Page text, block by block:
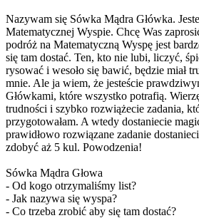
Nazywam się Sówka Mądra Główka.
Matematycznej Wyspie. Chcę Was
podróż na Matematyczną Wyspę jest
się tam dostać. Ten, kto nie lubi, liczyć,
rysować i wesoło się bawić, będzie miał
mnie. Ale ja wiem, że jesteście
Główkami, które wszystko potrafią.
trudności i szybko rozwiążecie zadania,
przygotowałam. A wtedy dostaniecie
prawidłowo rozwiązane zadanie
zdobyć aż 5 kul. Powodzenia!
Sówka Mądra Głowa
- Od kogo otrzymaliśmy list?
- Jak nazywa się wyspa?
- Co trzeba zrobić aby się tam dostać?